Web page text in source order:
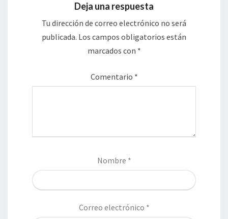
Deja una respuesta
Tu dirección de correo electrónico no será
publicada. Los campos obligatorios están
marcados con *
Comentario *
Nombre *
Correo electrónico *